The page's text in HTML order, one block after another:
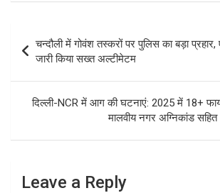
navigation
चन्दौली में गोवंश तस्करों पर पुलिस का बड़ा
जारी किया सख्त अल्टीमेटम
दिल्ली-NCR में आग की घटनाएं: 2025 में 18+
मालवीय नगर अग्निकांड सहित
Leave a Reply